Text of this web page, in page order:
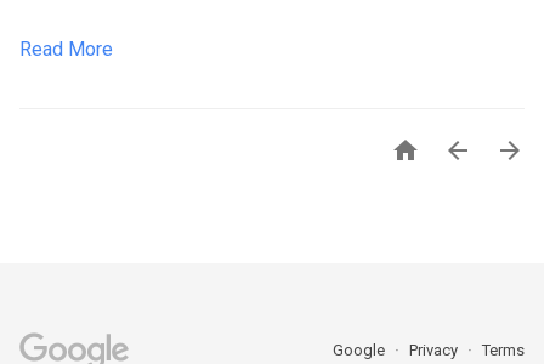
Read More
  
Google Privacy Terms